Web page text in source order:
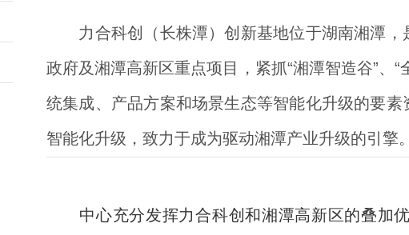
力合科创（长株潭）创新基地位于湖南湘潭
政府及湘潭高新区重点项目，紧抓“湘潭智造谷”、
统集成、产品方案和场景生态等智能化升级的要
智能化升级，致力于成为驱动湘潭产业升级的引擎。
中心充分发挥力合科创和湘潭高新区的叠加